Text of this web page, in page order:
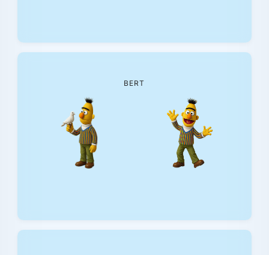
BERT